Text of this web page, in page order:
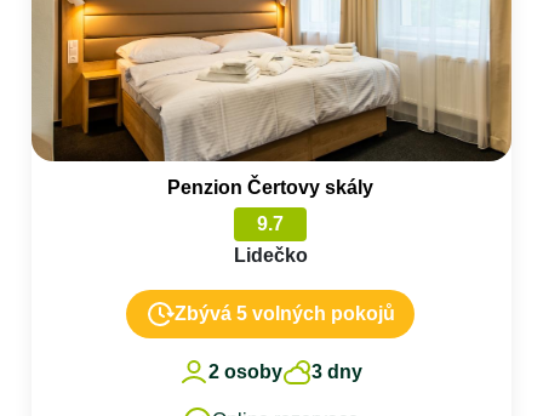
Penzion Čertovy skály
9.7
Lidečko
Zbývá 5 volných pokojů
2 osoby 3 dny